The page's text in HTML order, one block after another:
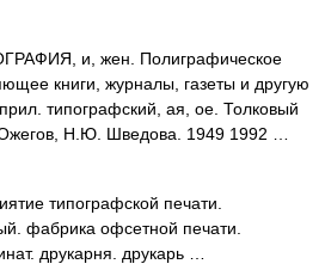
и, жен. Полиграфическое
книги, журналы, газеты и другую
типографский, ая, ое. Толковый
Н.Ю. Шведова. 1949 1992 …
типографской печати.
фабрика офсетной печати.
друкарня. друкарь …